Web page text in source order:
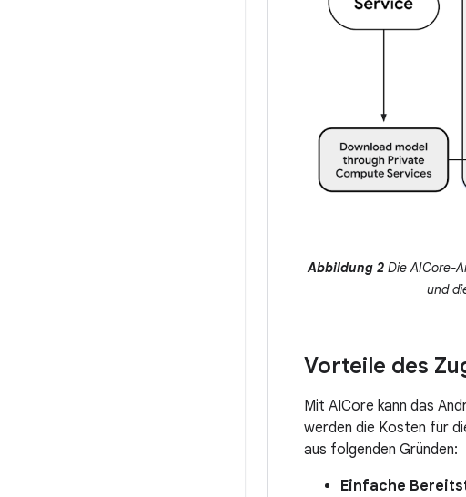
Abbildung 2 Die AICore-
und
Vorteile des
Mit AICore kann das
werden die Kosten für
aus folgenden Gründen:
Einfache